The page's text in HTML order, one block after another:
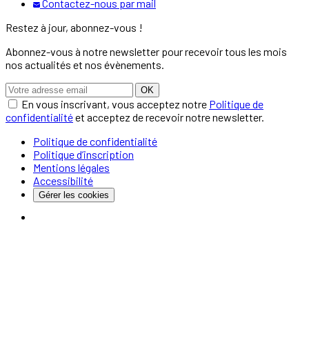
Contactez-nous par mail
Restez à jour, abonnez-vous !
Abonnez-vous à notre newsletter pour recevoir tous les mois
nos actualités et nos évènements.
OK
En vous inscrivant, vous acceptez notre Politique de
confidentialitéet acceptez de recevoir notre newsletter.
Politique de confidentialité
Politique d’inscription
Mentions légales
Accessibilité
Gérer les cookies